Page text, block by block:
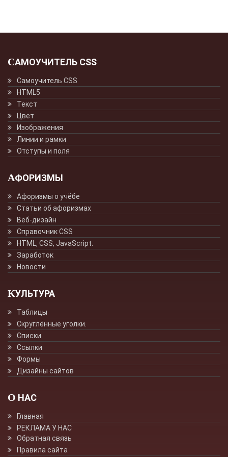
САМОУЧИТЕЛЬ CSS
Самоучитель CSS
HTML5
Текст
Цвет
Изображения
Линии и рамки
Отступы и поля
АФОРИЗМЫ
Афоризмы о учёбе
Статьи об афоризмах
Веб-дизайн
Справочник CSS
HTML, CSS, JavaScript.
Заработок
Новости
КУЛЬТУРА
Таблицы
Скруглённые уголки.
Списки
Ссылки
Формы
Дизайны сайтов
О НАС
Главная
РЕКЛАМА У НАС
Обратная связь
Правила сайта